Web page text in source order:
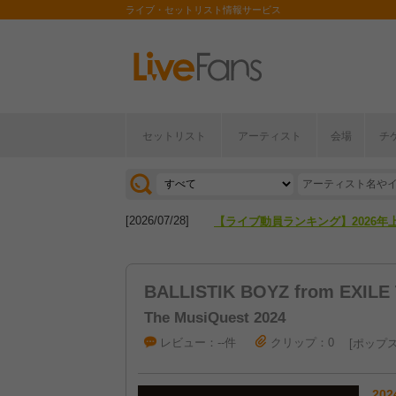
ライブ・セットリスト情報サービス
セットリスト アーティスト 会場 チ
[2026/04/27] 【フェス特集2026】フェス情報は
[2026/07/28] 【ライブ動員ランキング】2026年
[2026/07/28] 【ライブ動員ランキング】2026年
BALLISTIK BOYZ from EXILE
The MusiQuest 2024
レビュー：--件 クリップ：0 ポップ